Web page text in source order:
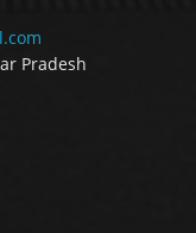
Pradesh